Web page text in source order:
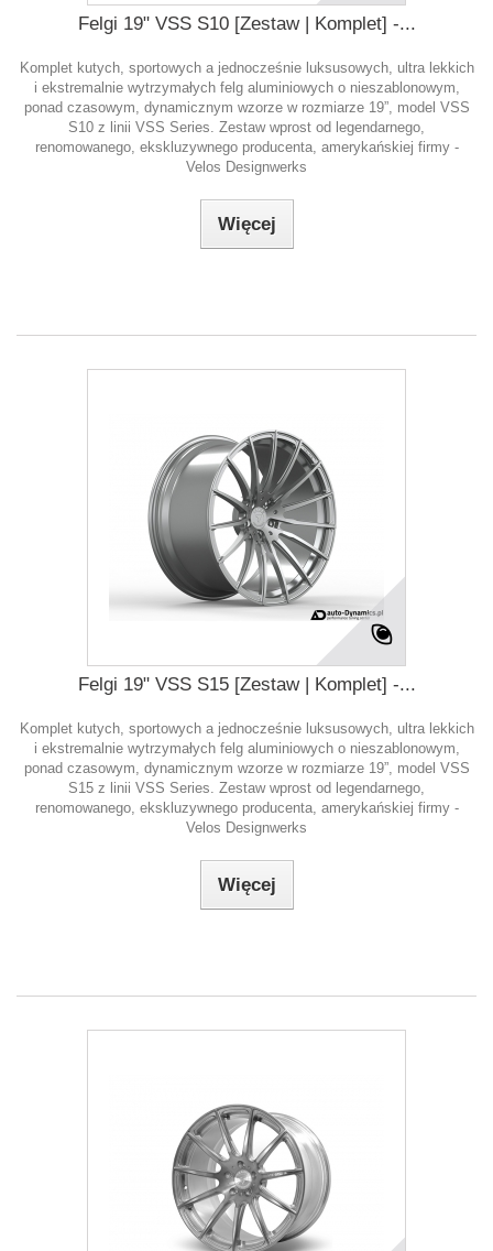
Felgi 19" VSS S10 [Zestaw | Komplet] -...
Komplet kutych, sportowych a jednocześnie luksusowych, ultra lekkich
i ekstremalnie wytrzymałych felg aluminiowych o nieszablonowym,
ponad czasowym, dynamicznym wzorze w rozmiarze 19”, model VSS
S10 z linii VSS Series. Zestaw wprost od legendarnego,
renomowanego, ekskluzywnego producenta, amerykańskiej firmy -
Velos Designwerks
Więcej
Felgi 19" VSS S15 [Zestaw | Komplet] -...
Komplet kutych, sportowych a jednocześnie luksusowych, ultra lekkich
i ekstremalnie wytrzymałych felg aluminiowych o nieszablonowym,
ponad czasowym, dynamicznym wzorze w rozmiarze 19”, model VSS
S15 z linii VSS Series. Zestaw wprost od legendarnego,
renomowanego, ekskluzywnego producenta, amerykańskiej firmy -
Velos Designwerks
Więcej